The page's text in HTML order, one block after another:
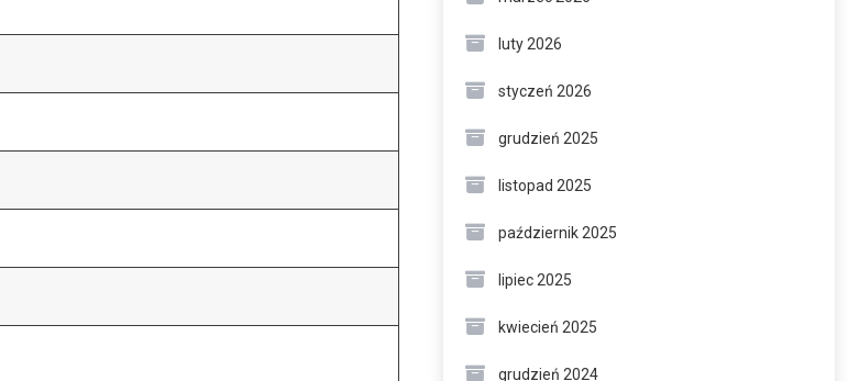
luty 2026
styczeń 2026
grudzień 2025
listopad 2025
październik 2025
lipiec 2025
kwiecień 2025
grudzień 2024